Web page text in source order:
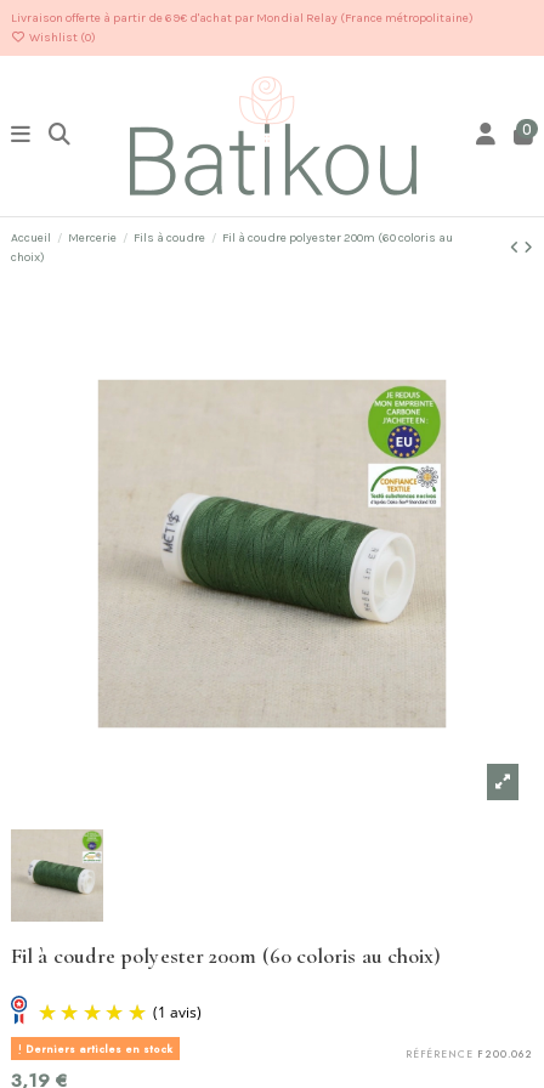
Livraison offerte à partir de 69€ d'achat par Mondial Relay (France métropolitaine)
Wishlist (0)
0
Accueil Mercerie Fils à coudre
Fil à coudre polyester 200m (60 coloris au
choix)
Fil à coudre polyester 200m (60 coloris au choix)
RÉFÉRENCE F200.062
Derniers articles en stock
3,19 €